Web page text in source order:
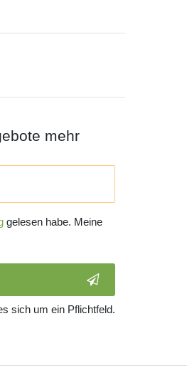
mehr
gelesen habe. Meine
sich um ein Pflichtfeld.